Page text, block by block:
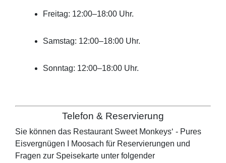
Freitag: 12:00–18:00 Uhr.
Samstag: 12:00–18:00 Uhr.
Sonntag: 12:00–18:00 Uhr.
Telefon & Reservierung
Sie können das Restaurant Sweet Monkeys‘ - Pures
Eisvergnügen I Moosach für Reservierungen und
Fragen zur Speisekarte unter folgender